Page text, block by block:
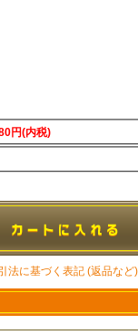
円(内税)
法に基づく表記 (返品など)